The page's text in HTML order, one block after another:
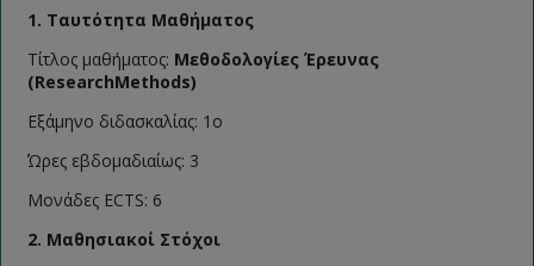
1. Ταυτότητα Μαθήματος
Τίτλος μαθήματος: Μεθοδολογίες Έρευνας
(ResearchMethods)
Εξάμηνο διδασκαλίας: 1ο
Ώρες εβδομαδιαίως: 3
Μονάδες ECTS: 6
2. Μαθησιακοί Στόχοι